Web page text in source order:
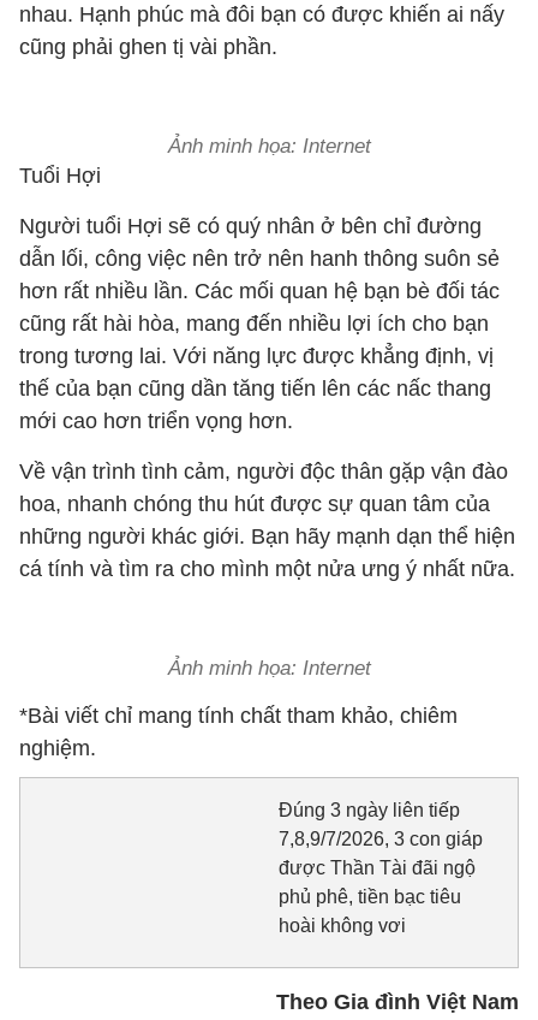
nhau. Hạnh phúc mà đôi bạn có được khiến ai nấy
cũng phải ghen tị vài phần.
Ảnh minh họa: Internet
Tuổi Hợi
Người tuổi Hợi sẽ có quý nhân ở bên chỉ đường
dẫn lối, công việc nên trở nên hanh thông suôn sẻ
hơn rất nhiều lần. Các mối quan hệ bạn bè đối tác
cũng rất hài hòa, mang đến nhiều lợi ích cho bạn
trong tương lai. Với năng lực được khẳng định, vị
thế của bạn cũng dần tăng tiến lên các nấc thang
mới cao hơn triển vọng hơn.
Về vận trình tình cảm, người độc thân gặp vận đào
hoa, nhanh chóng thu hút được sự quan tâm của
những người khác giới. Bạn hãy mạnh dạn thể hiện
cá tính và tìm ra cho mình một nửa ưng ý nhất nữa.
Ảnh minh họa: Internet
*Bài viết chỉ mang tính chất tham khảo, chiêm
nghiệm.
Đúng 3 ngày liên tiếp
7,8,9/7/2026, 3 con giáp
được Thần Tài đãi ngộ
phủ phê, tiền bạc tiêu
hoài không vơi
Theo Gia đình Việt Nam